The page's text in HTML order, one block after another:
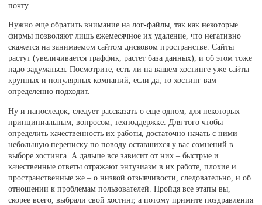
почту.
Нужно еще обратить внимание на лог-файлы, так как некоторые
фирмы позволяют лишь ежемесячное их удаление, что негативно
скажется на занимаемом сайтом дисковом пространстве. Сайты
растут (увеличивается траффик, растет база данных), и об этом тоже
надо задуматься. Посмотрите, есть ли на вашем хостинге уже сайты
крупных и популярных компаний, если да, то хостинг вам
определенно подходит.
Ну и напоследок, следует рассказать о еще одном, для некоторых
принципиальным, вопросом, техподдержке. Для того чтобы
определить качественность их работы, достаточно начать с ними
небольшую переписку по поводу оставшихся у вас сомнений в
выборе хостинга. А дальше все зависит от них – быстрые и
качественные ответы отражают энтузиазм в их работе, плохие и
пространственные же – о низкой отзывчивости, следовательно, и об
отношении к проблемам пользователей. Пройдя все этапы вы,
скорее всего, выбрали свой хостинг, а потому примите поздравления